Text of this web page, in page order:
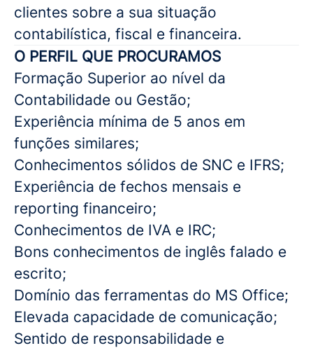
clientes sobre a sua situação
contabilística, fiscal e financeira.
O PERFIL QUE PROCURAMOS
Formação Superior ao nível da
Contabilidade ou Gestão;
Experiência mínima de 5 anos em
funções similares;
Conhecimentos sólidos de SNC e IFRS;
Experiência de fechos mensais e
reporting financeiro;
Conhecimentos de IVA e IRC;
Bons conhecimentos de inglês falado e
escrito;
Domínio das ferramentas do MS Office;
Elevada capacidade de comunicação;
Sentido de responsabilidade e